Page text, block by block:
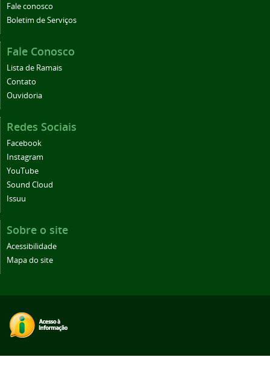
Fale conosco
Boletim de Serviços
Fale Conosco
Lista de Ramais
Contato
Ouvidoria
Redes Sociais
Facebook
Instagram
YouTube
Sound Cloud
Issuu
Sobre o site
Acessibilidade
Mapa do site